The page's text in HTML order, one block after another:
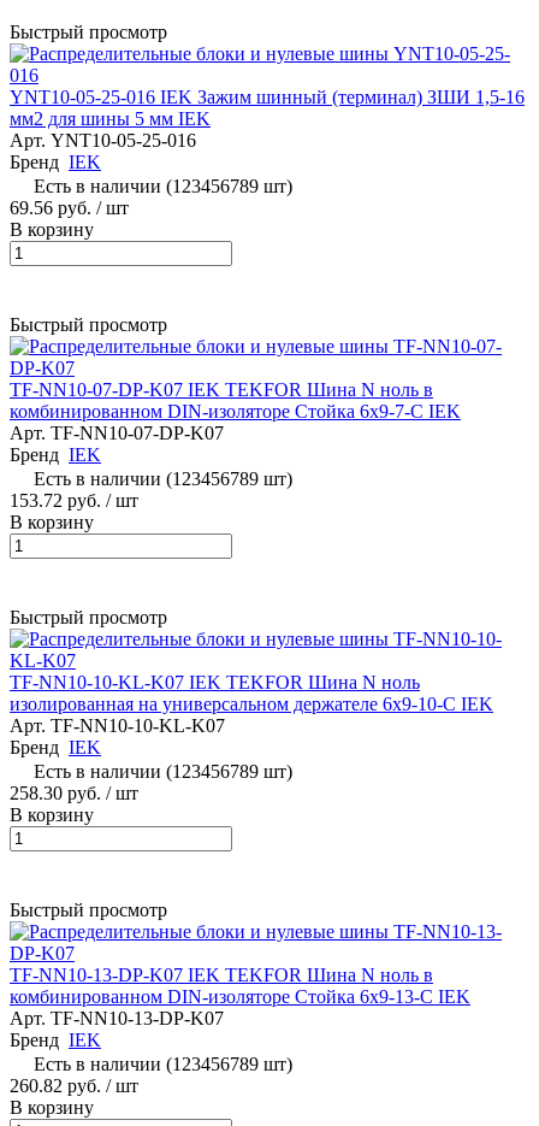
Быстрый просмотр
YNT10-05-25-016 IEK Зажим шинный (терминал) ЗШИ 1,5-16
мм2 для шины 5 мм IEK
Арт. YNT10-05-25-016
Бренд IEK
Есть в наличии (123456789 шт)
69.56 руб. / шт
В корзину
Быстрый просмотр
TF-NN10-07-DP-K07 IEK TEKFOR Шина N ноль в
комбинированном DIN-изоляторе Стойка 6х9-7-С IEK
Арт. TF-NN10-07-DP-K07
Бренд IEK
Есть в наличии (123456789 шт)
153.72 руб. / шт
В корзину
Быстрый просмотр
TF-NN10-10-KL-K07 IEK TEKFOR Шина N ноль
изолированная на универсальном держателе 6х9-10-С IEK
Арт. TF-NN10-10-KL-K07
Бренд IEK
Есть в наличии (123456789 шт)
258.30 руб. / шт
В корзину
Быстрый просмотр
TF-NN10-13-DP-K07 IEK TEKFOR Шина N ноль в
комбинированном DIN-изоляторе Стойка 6х9-13-С IEK
Арт. TF-NN10-13-DP-K07
Бренд IEK
Есть в наличии (123456789 шт)
260.82 руб. / шт
В корзину